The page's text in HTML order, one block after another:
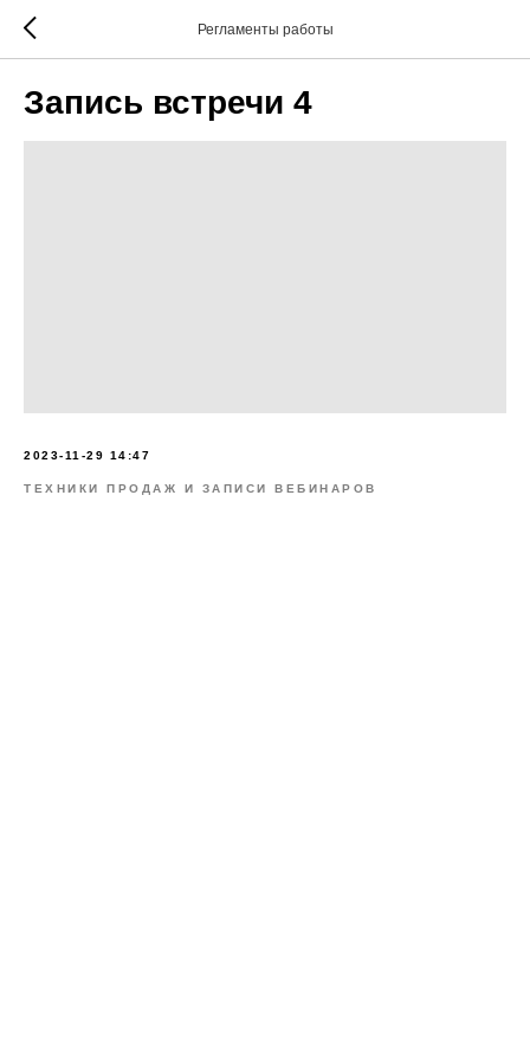
Регламенты работы
Запись встречи 4
2023-11-29 14:47
ТЕХНИКИ ПРОДАЖ И ЗАПИСИ ВЕБИНАРОВ